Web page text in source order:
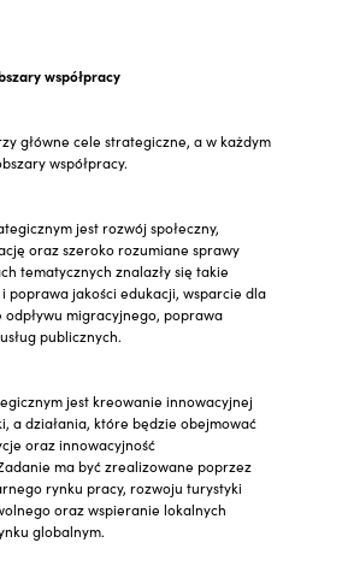
współpracy
główne cele strategiczne, a w każdym
współpracy.
jest rozwój społeczny,
oraz szeroko rozumiane sprawy
tematycznych znalazły się takie
poprawa jakości edukacji, wsparcie dla
migracyjnego, poprawa
publicznych.
jest kreowanie innowacyjnej
a działania, które będzie obejmować
oraz innowacyjność
ma być zrealizowane poprzez
rynku pracy, rozwoju turystyki
oraz wspieranie lokalnych
globalnym.